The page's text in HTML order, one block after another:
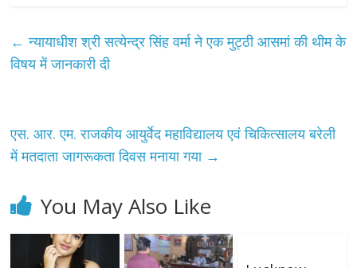
← न्यायाधीश श्री सत्येन्द्र सिंह वर्मा ने एक मुट्ठी आसमां की थीम के
विषय में जानकारी दी
एस. आर. एम. राजकीय आयुर्वेद महाविद्यालय एवं चिकित्सालय बरेली
में मतदाता जागरूकता दिवस मनाया गया →
You May Also Like